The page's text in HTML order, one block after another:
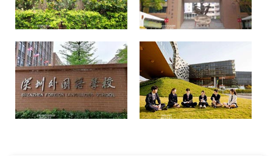
深圳国际交流学校
国际高中
深圳中学实验课程
国际高中/初中
深圳外国语学校国际部
国际高中/初中
万科梅沙书院
国际高中/初中